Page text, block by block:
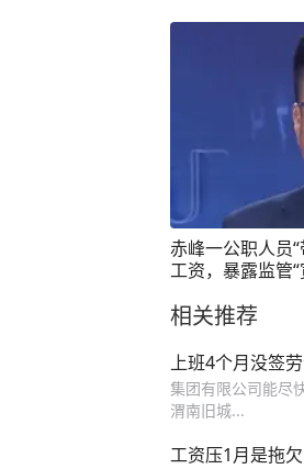
赤峰一公职人员
工资，暴露监管
延波）#大象主播
相关推荐
上班4个月没签
集团有限公司能尽
渭南旧城...
工资压1月是拖